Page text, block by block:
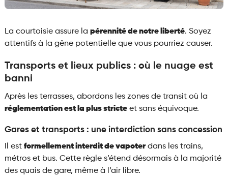
La courtoisie assure la pérennité de notre liberté. Soyez
attentifs à la gêne potentielle que vous pourriez causer.
Transports et lieux publics : où le nuage est
banni
Après les terrasses, abordons les zones de transit où la
réglementation est la plus stricteet sans équivoque.
Gares et transports : une interdiction sans concession
Il est formellement interdit de vapoterdans les trains,
métros et bus. Cette règle s’étend désormais à la majorité
des quais de gare, même à l’air libre.